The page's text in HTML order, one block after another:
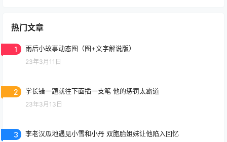
热门文章
1 雨后小故事动态图（图+文字解说版）
23年3月11日
2 学长错一题就往下面插一支笔 他的惩罚太霸道
23年3月13日
3 李老汉瓜地遇见小雪和小丹 双胞胎姐妹让他陷入回忆